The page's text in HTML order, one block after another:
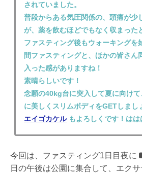
されていました。
普段からある気圧関係の、頭痛が少
が、薬を飲むほどでもなく収まった
ファスティング後もウォーキングを
間ファスティングと、ほかの皆さん
入った感がありますね！
素晴らしいです！
念願の40kg台に突入して夏に向け
に美しくスリムボディをGETしまし
エイゴカケルもよろしくです！はは
今回は、ファスティング1日目夜に
日の午後は公園に集合して、エク